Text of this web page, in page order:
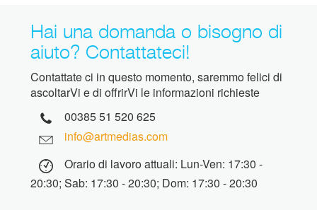
Hai una domanda o bisogno di
aiuto? Contattateci!
Contattate ci in questo momento, saremmo felici di
ascoltarVi e di offrirVi le informazioni richieste
00385 51 520 625
info@artmedias.com
Orario di lavoro attuali: Lun-Ven: 17:30 -
20:30; Sab: 17:30 - 20:30; Dom: 17:30 - 20:30